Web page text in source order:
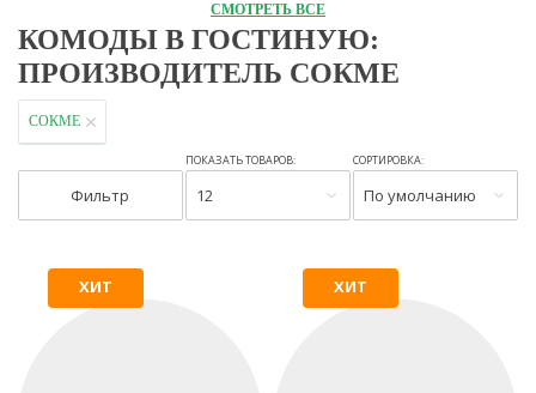
СМОТРЕТЬ ВСЕ
КОМОДЫ В ГОСТИНУЮ:
ПРОИЗВОДИТЕЛЬ СОКМЕ
СОКМЕ
Фильтр
ПОКАЗАТЬ ТОВАРОВ:
12
СОРТИРОВКА:
По умолчанию
ХИТ ХИТ